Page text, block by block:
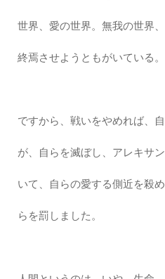
世界、愛の世界。無我の世界
終焉させようともがいている
ですから、戦いをやめれば、
が、自らを滅ぼし、アレキサ
いて、自らの愛する側近を殺
らを罰しました。